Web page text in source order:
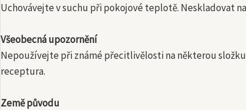
Uchovávejte v suchu při pokojové teplotě. Neskladovat
Všeobecná upozornění
Nepoužívejte při známé přecitlivělosti na některou
receptura.
Země původu